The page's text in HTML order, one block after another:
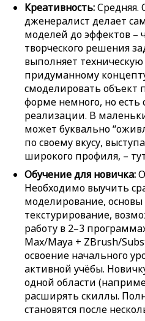
Креативность:Средняя.
дженералист делает
моделей до эффектов –
творческого решения
выполняет
придуманному
смоделировать объект
форме немного, но есть
реализации. В
может буквально
по своему вкусу,
широкого профиля, –
Обучение для новичка:
Необходимо выучить
моделирование,
текстурирование,
работу в 2–3
Max/Maya + ZBrush/
освоение начального
активной учёбы.
одной области
расширять скиллы.
становятся после